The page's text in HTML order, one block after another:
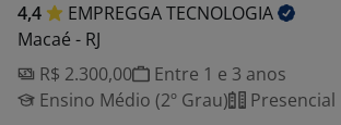
4,4 EMPREGGATECNOLOGIA
Macaé - RJ
R$ 2.300,00
Entre 1 e 3 anos
Ensino Médio (2º Grau)
Presencial